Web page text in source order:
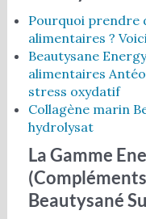
Pourquoi prendre
alimentaires ?
Beautysane
alimentaires
stress oxydatif
Collagène marin
hydrolysat
La Gamme
Beautysané